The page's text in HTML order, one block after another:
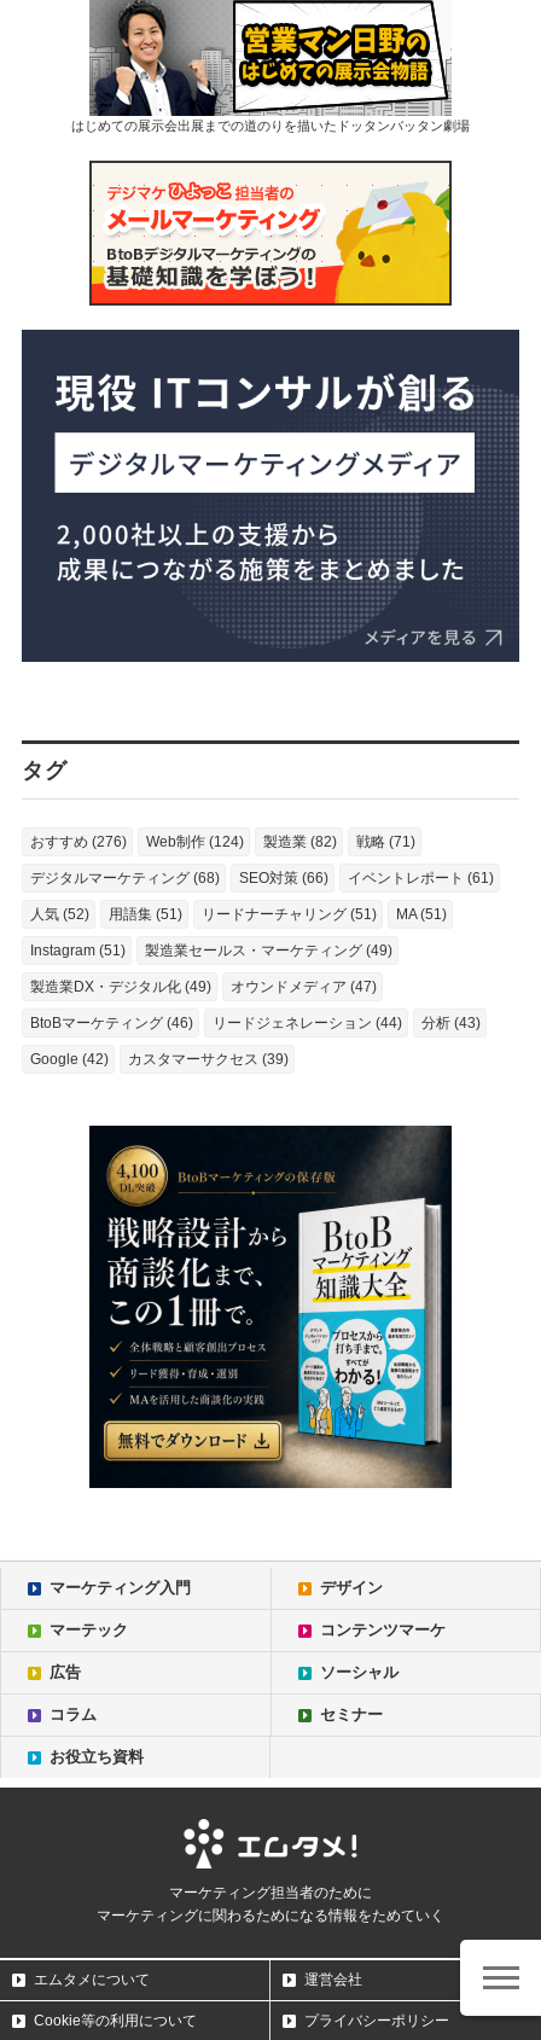
はじめての展示会出展までの道のりを描いたドッタンバッタン劇場
タグ
おすすめ (276) Web制作 (124) 製造業 (82) 戦略 (71)
デジタルマーケティング (68) SEO対策 (66) イベントレポート (61)
人気 (52) 用語集 (51) リードナーチャリング (51) MA (51)
Instagram (51) 製造業セールス・マーケティング (49)
製造業DX・デジタル化 (49) オウンドメディア (47)
BtoBマーケティング (46) リードジェネレーション (44) 分析 (43)
Google (42) カスタマーサクセス (39)
マーケティング入門 デザイン
マーテック コンテンツマーケ
広告 ソーシャル
コラム セミナー
お役立ち資料
マーケティング担当者のために
マーケティングに関わるためになる情報をためていく
エムタメについて 運営会社
Cookie等の利用について プライバシーポリシー